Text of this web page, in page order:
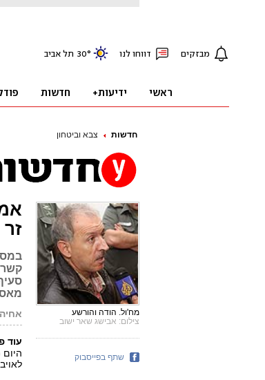
חדשות צבא וביטחון
זר
קשר
עוד
מח'ול. הודה והורשע
צילום: אבישג שאר ישוב
שתף בפייסבוק